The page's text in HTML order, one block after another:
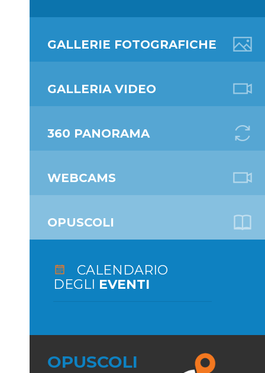
GALLERIE FOTOGRAFICHE
GALLERIA VIDEO
360 PANORAMA
WEBCAMS
OPUSCOLI
CALENDARIO
DEGLI EVENTI
OPUSCOLI